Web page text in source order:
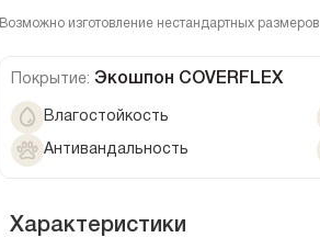
Возможно изготовление нестандартных размеров
Покрытие: Экошпон COVERFLEX
Влагостойкость
Антивандальность
Характеристики